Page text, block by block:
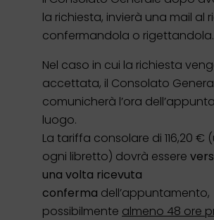
la richiesta, invierà una mail al
confermandola o rigettandola.
Nel caso in cui la richiesta
accettata, il Consolato
comunicherà l’ora
luogo.
La tariffa consolare di 116,20 €
ogni libretto) dovrà essere
una volta ricevuta
conferma dell’appuntamento,
possibilmente almeno 48 ore